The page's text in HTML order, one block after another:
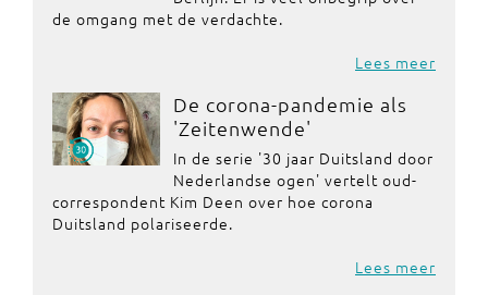
de omgang met de verdachte.
Lees meer
De corona-pandemie als
'Zeitenwende'
In de serie '30 jaar Duitsland door
Nederlandse ogen' vertelt oud-
correspondent Kim Deen over hoe corona
Duitsland polariseerde.
Lees meer